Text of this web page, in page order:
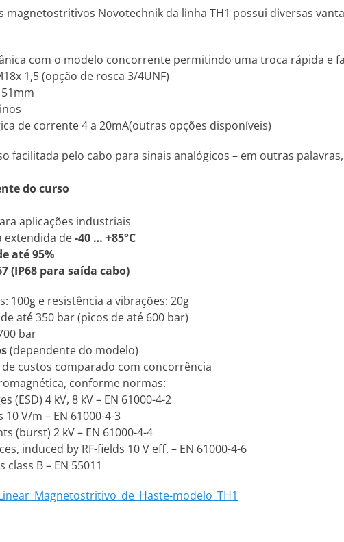
magnetostritivos Novotechnik da linha TH1 possui diversas
com o modelo concorrente permitindo uma troca rápida e
1,5 (opção de rosca 3/4UNF)
de corrente 4 a 20mA(outras opções disponíveis)
facilitada pelo cabo para sinais analógicos – em outras palavras,
do curso
aplicações industriais
extendida de-40 … +85°C
até 95%
(IP68 para saída cabo)
100g e resistência a vibrações: 20g
até 350 bar (picos de até 600 bar)
bar
(dependente do modelo)
custos comparado com concorrência
conforme normas:
(ESD) 4 kV, 8 kV – EN 61000-4-2
V/m – EN 61000-4-3
(burst) 2 kV – EN 61000-4-4
induced by RF-fields 10 V eff. – EN 61000-4-6
B – EN 55011
modelo_TH1